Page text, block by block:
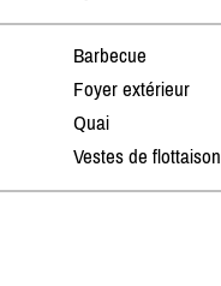
Barbecue
Foyer extérieur
Quai
Vestes de flottaison